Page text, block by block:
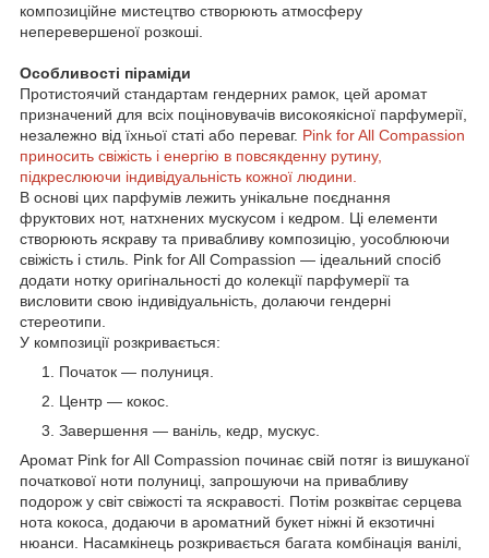
композиційне мистецтво створюють атмосферу
неперевершеної розкоші.
Особливості піраміди
Протистоячий стандартам гендерних рамок, цей аромат
призначений для всіх поціновувачів високоякісної парфумерії,
незалежно від їхньої статі або переваг. Pink for All Compassion
приносить свіжість і енергію в повсякденну рутину,
підкреслюючи індивідуальність кожної людини.
В основі цих парфумів лежить унікальне поєднання
фруктових нот, натхнених мускусом і кедром. Ці елементи
створюють яскраву та привабливу композицію, уособлюючи
свіжість і стиль. Pink for All Compassion — ідеальний спосіб
додати нотку оригінальності до колекції парфумерії та
висловити свою індивідуальність, долаючи гендерні
стереотипи.
У композиції розкривається:
Початок — полуниця.
Центр — кокос.
Завершення — ваніль, кедр, мускус.
Аромат Pink for All Compassion починає свій потяг із вишуканої
початкової ноти полуниці, запрошуючи на привабливу
подорож у світ свіжості та яскравості. Потім розквітає серцева
нота кокоса, додаючи в ароматний букет ніжні й екзотичні
нюанси. Насамкінець розкривається багата комбінація ванілі,